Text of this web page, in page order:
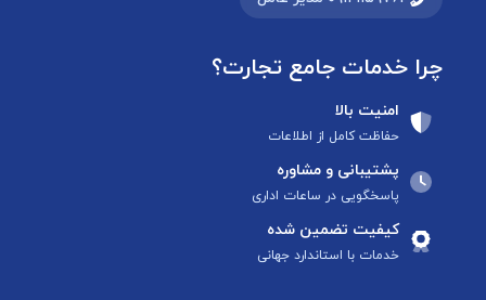
چرا خدمات جامع تجارت؟
امنیت بالا
حفاظت کامل از اطلاعات
پشتیبانی و مشاوره
پاسخگویی در ساعات اداری
کیفیت تضمین شده
خدمات با استاندارد جهانی